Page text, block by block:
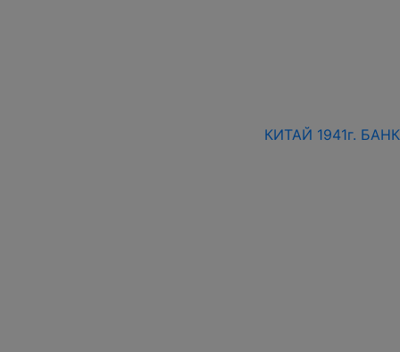
КИТАЙ 1941г.